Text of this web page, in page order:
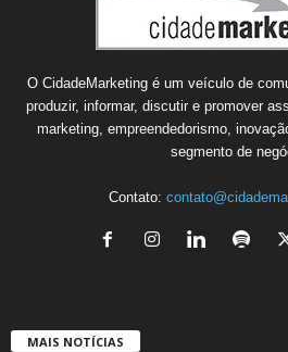
O CidadeMarketing é um veículo de
produzir, informar, discutir e promover
marketing, empreendedorismo,
segmento de
Contato:
MAIS NOTÍCIAS